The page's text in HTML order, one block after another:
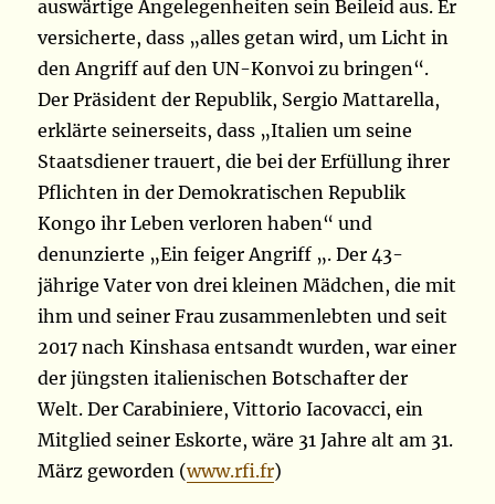
auswärtige Angelegenheiten sein Beileid aus. Er
versicherte, dass „alles getan wird, um Licht in
den Angriff auf den UN-Konvoi zu bringen“.
Der Präsident der Republik, Sergio Mattarella,
erklärte seinerseits, dass „Italien um seine
Staatsdiener trauert, die bei der Erfüllung ihrer
Pflichten in der Demokratischen Republik
Kongo ihr Leben verloren haben“ und
denunzierte „Ein feiger Angriff „. Der 43-
jährige Vater von drei kleinen Mädchen, die mit
ihm und seiner Frau zusammenlebten und seit
2017 nach Kinshasa entsandt wurden, war einer
der jüngsten italienischen Botschafter der
Welt. Der Carabiniere, Vittorio Iacovacci, ein
Mitglied seiner Eskorte, wäre 31 Jahre alt am 31.
März geworden (www.rfi.fr)